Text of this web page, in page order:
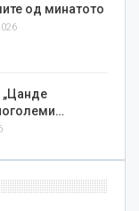
од минатото